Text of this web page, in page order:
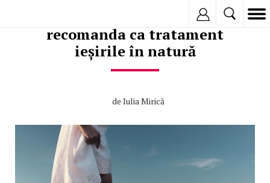
Doctorii din Scoția pot
recomanda ca tratament
ieșirile în natură
de Iulia Mirică